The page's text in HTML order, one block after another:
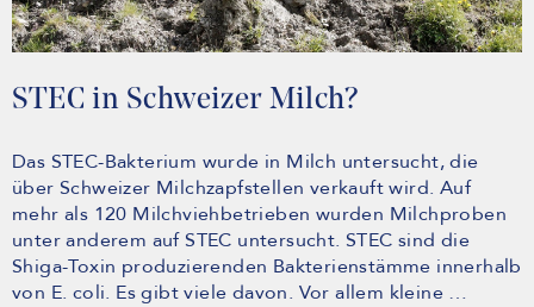
STEC in Schweizer Milch?
Das STEC-Bakterium wurde in Milch untersucht, die
über Schweizer Milchzapfstellen verkauft wird. Auf
mehr als 120 Milchviehbetrieben wurden Milchproben
unter anderem auf STEC untersucht. STEC sind die
Shiga-Toxin produzierenden Bakterienstämme innerhalb
von E. coli. Es gibt viele davon. Vor allem kleine …